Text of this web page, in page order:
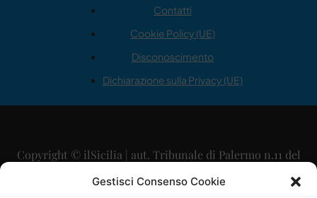
Gestisci Consenso Cookie
Contatti
Cookie Policy (UE)
Disconoscimento
Dichiarazione sulla Privacy (UE)
Copyright © ilSicilia | aut. Tribunale di Palermo n.11 del
29/09/2015